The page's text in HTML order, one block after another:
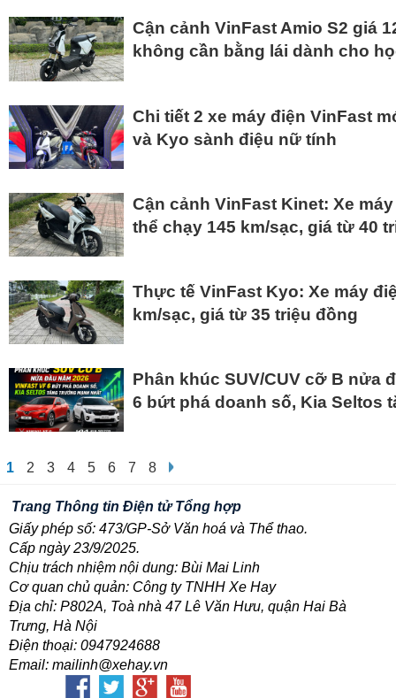
Cận cảnh VinFast Amio S2 giá
không cần bằng lái dành cho
Chi tiết 2 xe máy điện VinFast
và Kyo sành điệu nữ tính
Cận cảnh VinFast Kinet: Xe
thể chạy 145 km/sạc, giá từ 40
Thực tế VinFast Kyo: Xe máy
km/sạc, giá từ 35 triệu đồng
Phân khúc SUV/CUV cỡ B nửa
6 bứt phá doanh số, Kia Seltos
1 2 3 4 5 6 7 8
Trang Thông tin Điện tử Tổng hợp
Giấy phép số: 473/GP-Sở Văn hoá và Thể thao.
Cấp ngày 23/9/2025.
Chịu trách nhiệm nội dung: Bùi Mai Linh
Cơ quan chủ quản: Công ty TNHH Xe Hay
Địa chỉ: P802A, Toà nhà 47 Lê Văn Hưu, quận Hai Bà
Trưng, Hà Nội
Điện thoại: 0947924688
Email: mailinh@xehay.vn